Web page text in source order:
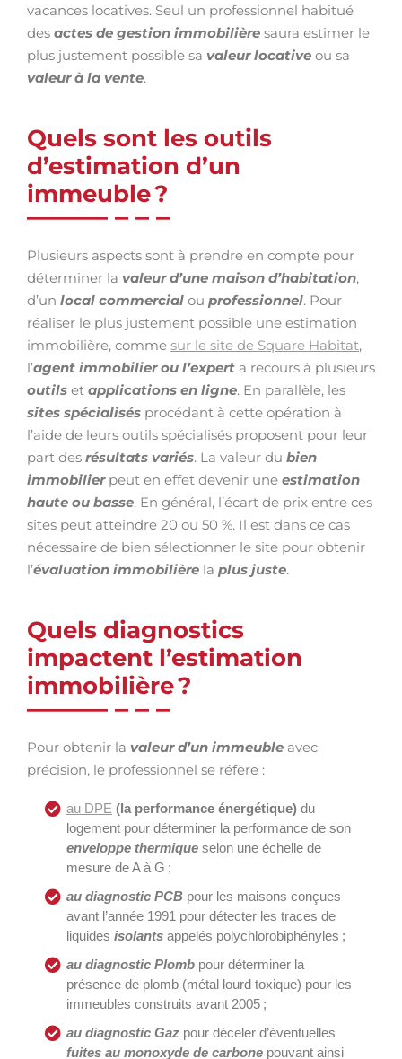
vacances locatives. Seul un professionnel habitué
des actes de gestion immobilière saura estimer le
plus justement possible sa valeur locative ou sa
valeur à la vente.
Quels sont les outils
d’estimation d’un
immeuble ?
Plusieurs aspects sont à prendre en compte pour
déterminer la valeur d’une maison d’habitation,
d’un local commercial ou professionnel. Pour
réaliser le plus justement possible une estimation
immobilière, comme sur le site de Square Habitat,
l’agent immobilier ou l’expert a recours à plusieurs
outils et applications en ligne. En parallèle, les
sites spécialisés procédant à cette opération à
l’aide de leurs outils spécialisés proposent pour leur
part des résultats variés. La valeur du bien
immobilierpeut en effet devenir une estimation
haute ou basse. En général, l’écart de prix entre ces
sites peut atteindre 20 ou 50 %. Il est dans ce cas
nécessaire de bien sélectionner le site pour obtenir
l’évaluation immobilière la plus juste.
Quels diagnostics
impactent l’estimation
immobilière ?
Pour obtenir la valeur d’un immeuble avec
précision, le professionnel se réfère :
au DPE (la performance énergétique) du
logement pour déterminer la performance de son
enveloppe thermique selon une échelle de
mesure de A à G ;
au diagnostic PCB pour les maisons conçues
avant l’année 1991 pour détecter les traces de
liquides isolants appelés polychlorobiphényles ;
au diagnostic Plomb pour déterminer la
présence de plomb (métal lourd toxique) pour les
immeubles construits avant 2005 ;
au diagnostic Gaz pour déceler d’éventuelles
fuites au monoxyde de carbone pouvant ainsi